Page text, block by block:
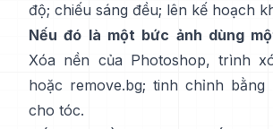
độ; chiếu sáng đều; lên kế hoạch
Nếu đó là một bức ảnh dùng
Xóa nền của Photoshop, trình
hoặc remove.bg; tinh chỉnh bằng
cho tóc.